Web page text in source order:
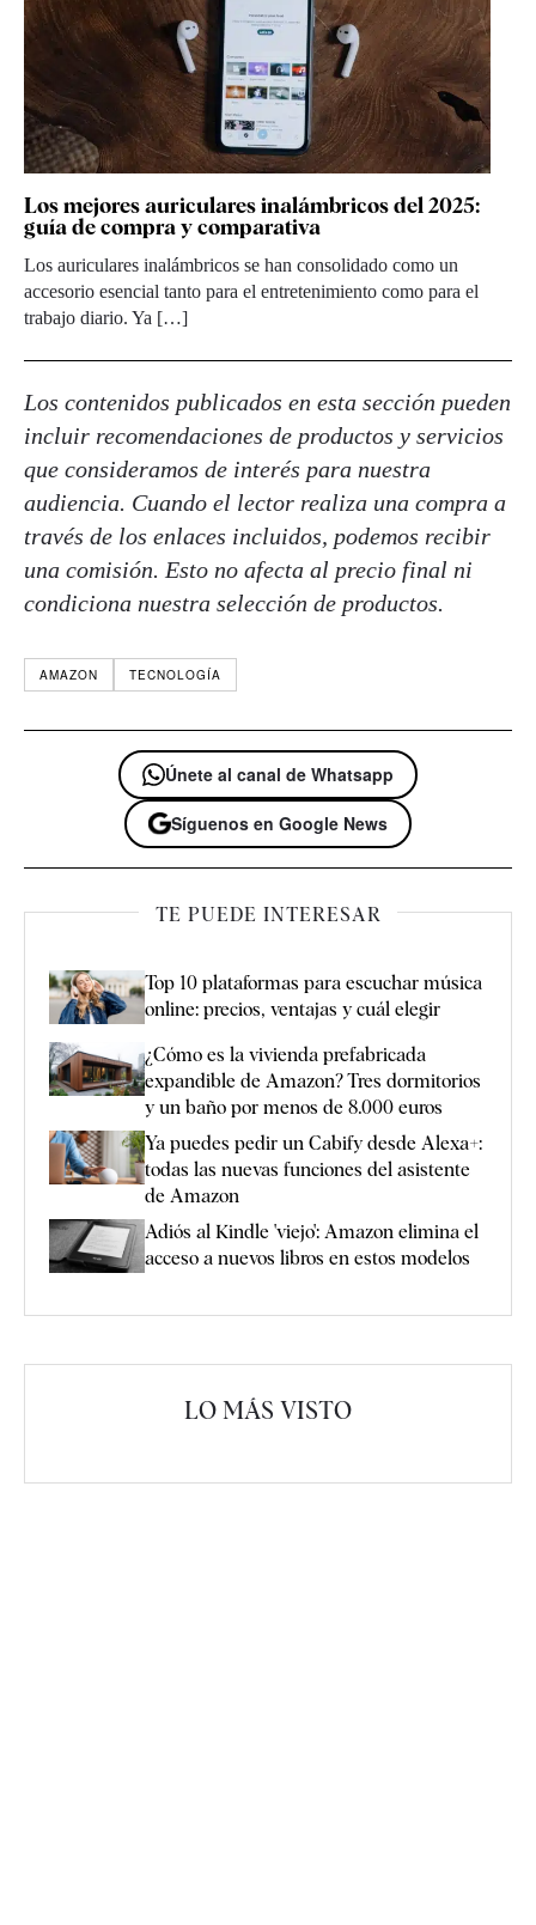
Los mejores auriculares inalámbricos del 2025:
guía de compra y comparativa
Los auriculares inalámbricos se han consolidado como un
accesorio esencial tanto para el entretenimiento como para el
trabajo diario. Ya […]
Los contenidos publicados en esta sección pueden
incluir recomendaciones de productos y servicios
que consideramos de interés para nuestra
audiencia. Cuando el lector realiza una compra a
través de los enlaces incluidos, podemos recibir
una comisión. Esto no afecta al precio final ni
condiciona nuestra selección de productos.
AMAZON TECNOLOGÍA
Únete al canal de Whatsapp
Síguenos en Google News
TE PUEDE INTERESAR
Top 10 plataformas para escuchar música
online: precios, ventajas y cuál elegir
¿Cómo es la vivienda prefabricada
expandible de Amazon? Tres dormitorios
y un baño por menos de 8.000 euros
Ya puedes pedir un Cabify desde Alexa+:
todas las nuevas funciones del asistente
de Amazon
Adiós al Kindle 'viejo': Amazon elimina el
acceso a nuevos libros en estos modelos
LO MÁS VISTO